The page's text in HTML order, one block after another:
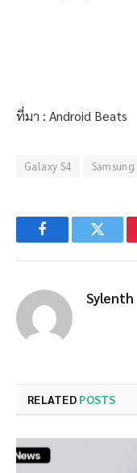
ที่มา : Android Beats
Galaxy S4 Samsung
Facebook
Sylenth
RELATED POSTS